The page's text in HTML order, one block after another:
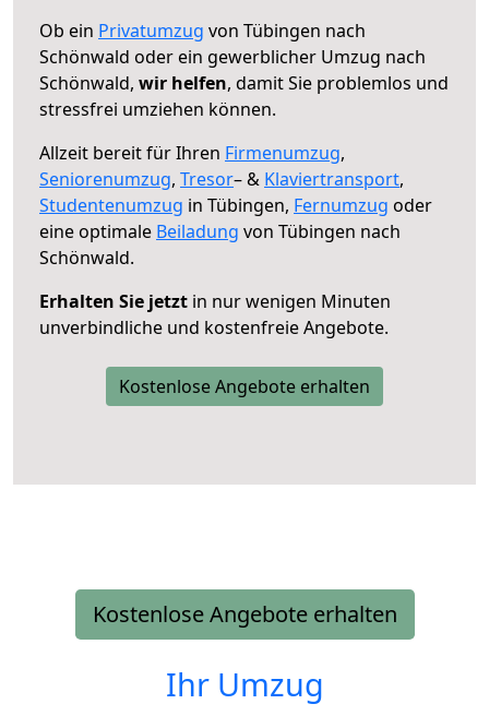
Ob ein Privatumzug von Tübingen nach
Schönwald oder ein gewerblicher Umzug nach
Schönwald, wir helfen, damit Sie problemlos und
stressfrei umziehen können.
Allzeit bereit für Ihren Firmenumzug,
Seniorenumzug, Tresor– & Klaviertransport,
Studentenumzug in Tübingen, Fernumzug oder
eine optimale Beiladung von Tübingen nach
Schönwald.
Erhalten Sie jetzt in nur wenigen Minuten
unverbindliche und kostenfreie Angebote.
Kostenlose Angebote erhalten
Kostenlose Angebote erhalten
Ihr Umzug